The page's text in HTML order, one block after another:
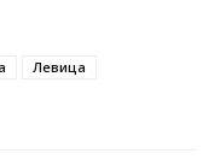
Левица